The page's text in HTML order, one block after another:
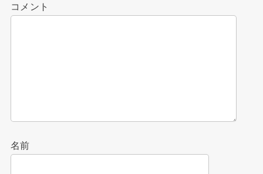
コメント
名前